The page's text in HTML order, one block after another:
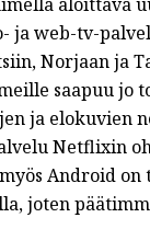
ja web-tv-
Norjaan ja
saapuu jo
ja elokuvien
Netflixin
Android on
joten